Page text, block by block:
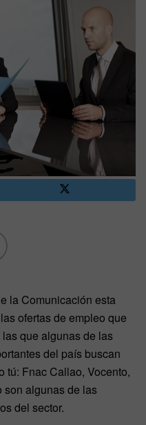
la Comunicación esta
ofertas de empleo que
que algunas de las
del país buscan
tú: Fnac Callao, Vocento,
son algunas de las
del sector.